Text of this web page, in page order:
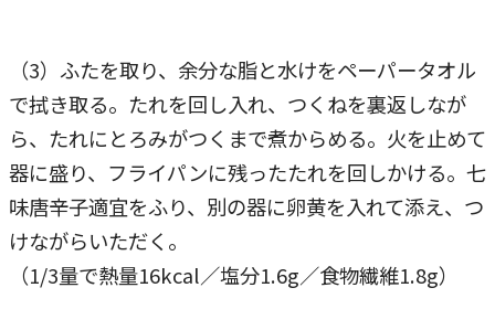
（3）ふたを取り、余分な脂と水けをペーパータオル
で拭き取る。たれを回し入れ、つくねを裏返しなが
ら、たれにとろみがつくまで煮からめる。火を止めて
器に盛り、フライパンに残ったたれを回しかける。七
味唐辛子適宜をふり、別の器に卵黄を入れて添え、つ
けながらいただく。
（1/3量で熱量16kcal／塩分1.6g／食物繊維1.8g）